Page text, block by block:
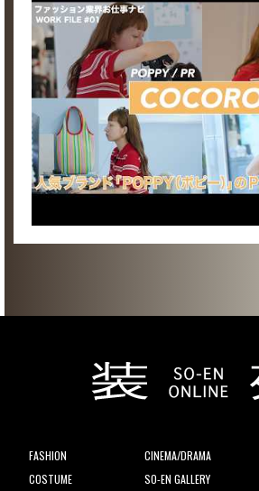
FASHION
COSTUME
CINEMA/DRAMA
SO-EN GALLERY